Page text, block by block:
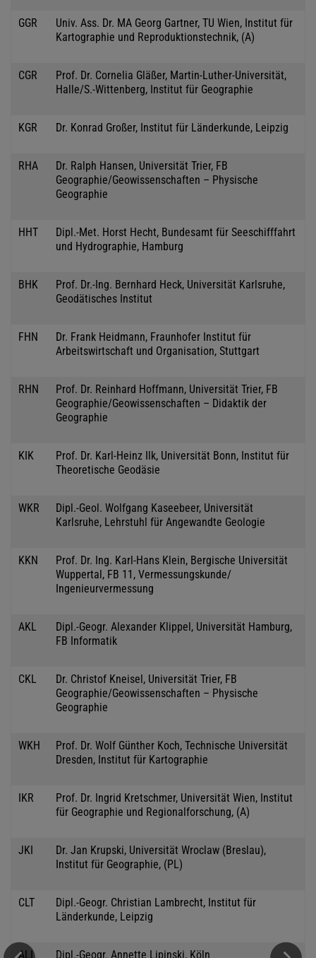
GGR
Univ. Ass. Dr. MA Georg Gartner, TU Wien, Institut für
Kartographie und Reproduktionstechnik, (A)
CGR
Prof. Dr. Cornelia Gläßer, Martin-Luther-Universität,
Halle/S.-Wittenberg, Institut für Geographie
KGR Dr. Konrad Großer, Institut für Länderkunde, Leipzig
RHA
Dr. Ralph Hansen, Universität Trier, FB
Geographie/Geowissenschaften – Physische
Geographie
HHT
Dipl.-Met. Horst Hecht, Bundesamt für Seeschifffahrt
und Hydrographie, Hamburg
BHK
Prof. Dr.-Ing. Bernhard Heck, Universität Karlsruhe,
Geodätisches Institut
FHN
Dr. Frank Heidmann, Fraunhofer Institut für
Arbeitswirtschaft und Organisation, Stuttgart
RHN
Prof. Dr. Reinhard Hoffmann, Universität Trier, FB
Geographie/Geowissenschaften – Didaktik der
Geographie
KIK
Prof. Dr. Karl-Heinz Ilk, Universität Bonn, Institut für
Theoretische Geodäsie
WKR
Dipl.-Geol. Wolfgang Kaseebeer, Universität
Karlsruhe, Lehrstuhl für Angewandte Geologie
KKN
Prof. Dr. Ing. Karl-Hans Klein, Bergische Universität
Wuppertal, FB 11, Vermessungskunde/
Ingenieurvermessung
AKL
Dipl.-Geogr. Alexander Klippel, Universität Hamburg,
FB Informatik
CKL
Dr. Christof Kneisel, Universität Trier, FB
Geographie/Geowissenschaften – Physische
Geographie
WKH
Prof. Dr. Wolf Günther Koch, Technische Universität
Dresden, Institut für Kartographie
IKR
Prof. Dr. Ingrid Kretschmer, Universität Wien, Institut
für Geographie und Regionalforschung, (A)
JKI
Dr. Jan Krupski, Universität Wroclaw (Breslau),
Institut für Geographie, (PL)
CLT
Dipl.-Geogr. Christian Lambrecht, Institut für
Länderkunde, Leipzig
ALI Dipl.-Geogr. Annette Lipinski, Köln